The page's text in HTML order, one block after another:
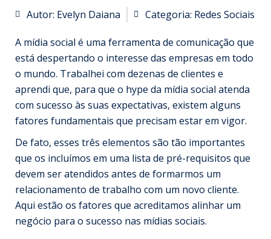
Autor: Evelyn Daiana Categoria: Redes Sociais
A mídia social é uma ferramenta de comunicação que
está despertando o interesse das empresas em todo
o mundo. Trabalhei com dezenas de clientes e
aprendi que, para que o hype da mídia social atenda
com sucesso às suas expectativas, existem alguns
fatores fundamentais que precisam estar em vigor.
De fato, esses três elementos são tão importantes
que os incluímos em uma lista de pré-requisitos que
devem ser atendidos antes de formarmos um
relacionamento de trabalho com um novo cliente.
Aqui estão os fatores que acreditamos alinhar um
negócio para o sucesso nas mídias sociais.